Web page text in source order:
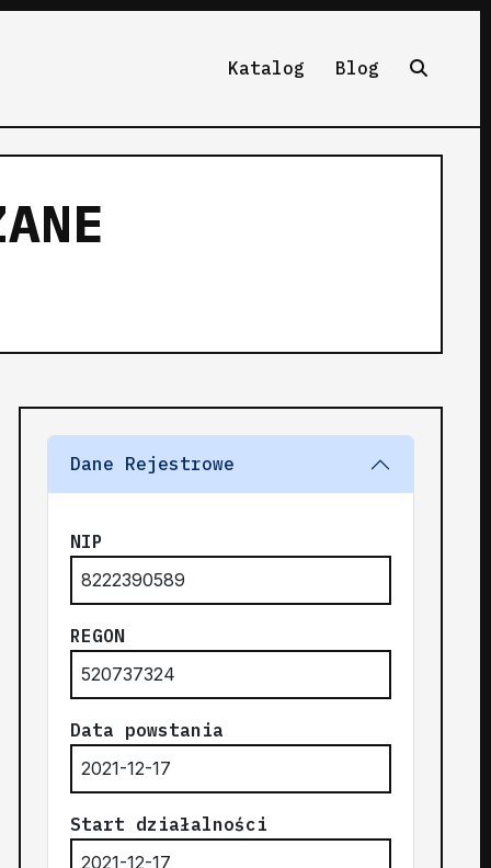
Katalog Blog
Dane Rejestrowe
NIP
8222390589
REGON
520737324
Data powstania
2021-12-17
Start działalności
2021-12-17